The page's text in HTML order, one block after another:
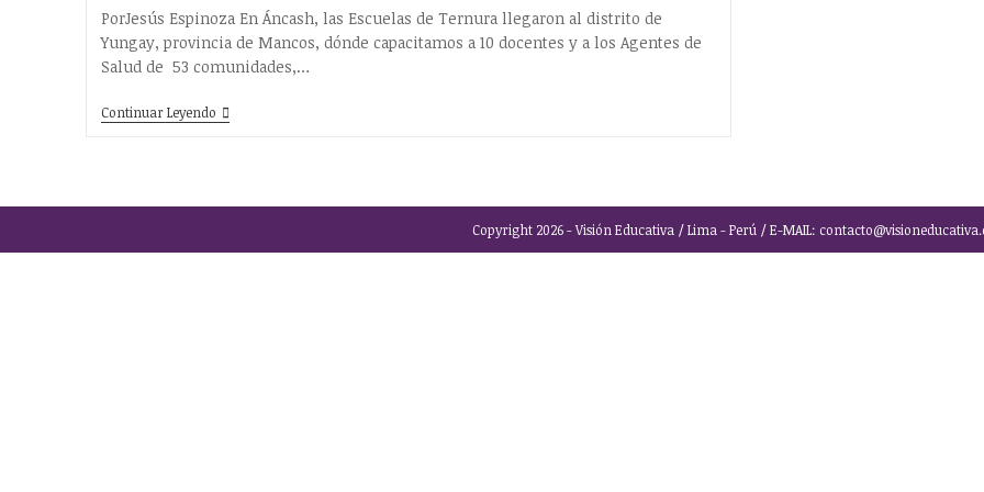
la
entrada:
la
entrada:
la
entrada:
la
entrada:
PorJesús Espinoza En Áncash, las Escuelas de Ternura llegaron al distrito de
Yungay, provincia de Mancos, dónde capacitamos a 10 docentes y a los Agentes de
Salud de 53 comunidades,…
Continuar LeyendoAprendiendo
A
Copyright 2026 - Visión Educativa / Lima - Perú / E-MAIL: